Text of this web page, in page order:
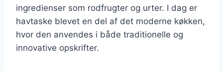
ingredienser som rodfrugter og urter. I dag er
havtaske blevet en del af det moderne køkken,
hvor den anvendes i både traditionelle og
innovative opskrifter.